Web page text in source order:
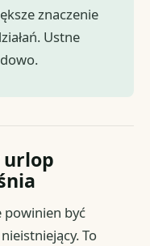
znaczenie
Ustne
urlop
powinien być
To